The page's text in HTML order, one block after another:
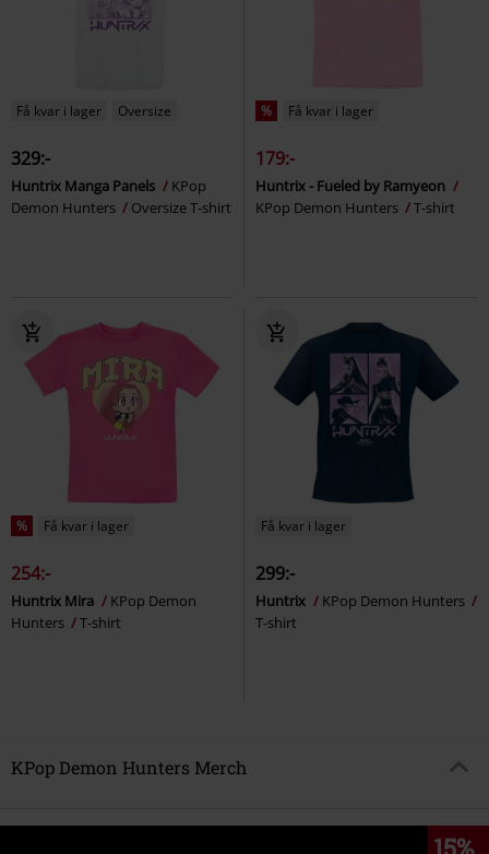
Få kvar i lager Oversize
329:-
Huntrix Manga Panels
KPop
Demon Hunters
Oversize T-shirt
% Få kvar i lager
179:-
Huntrix - Fueled by Ramyeon
KPop Demon Hunters
T-shirt
% Få kvar i lager
254:-
Huntrix Mira
KPop Demon
Hunters
T-shirt
Få kvar i lager
299:-
Huntrix
KPop Demon Hunters
T-shirt
KPop Demon Hunters Merch
15%